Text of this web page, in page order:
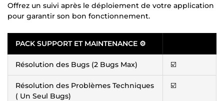
Offrez un suivi après le déploiement de votre application
pour garantir son bon fonctionnement.
PACK SUPPORT ET MAINTENANCE ⚙
Résolution des Bugs (2 Bugs Max) ☑️
Résolution des Problèmes Techniques
( Un Seul Bugs)
☑️